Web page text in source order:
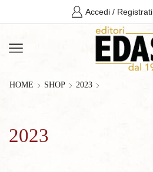
Accedi / Registrati
HOME SHOP 2023
2023